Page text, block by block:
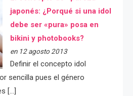
japonés: ¿Porqué si una idol
debe ser «pura» posa en
bikini y photobooks?
en 12 agosto 2013
Definir el concepto idol
sencilla pues el género
[…]